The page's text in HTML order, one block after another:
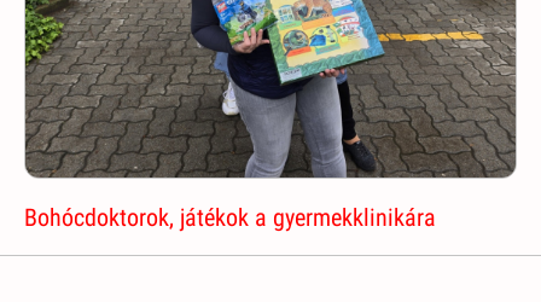
Bohócdoktorok, játékok a gyermekklinikára